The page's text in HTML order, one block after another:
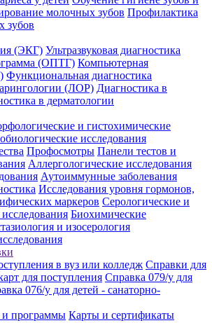
молочных зубов Профилактика
зубов
(ЭКГ) Ультразвуковая диагностика
(ОПТГ) Компьютерная
Функциональная диагностика
(ЛОР) Диагностика в
в дерматологии
и гистохимические
исследования
Профосмотры Панели тестов и
Аллергологические исследования
Аутоиммунные заболевания
Исследования уровня гормонов,
маркеров Серологические и
Биохимические
и изосерология
в вуз или колледж Справки для
для поступления Справка 079/у для
076/у для детей - санаторно-
программы Карты и сертификаты